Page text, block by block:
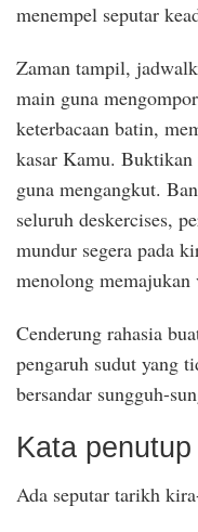
menempel seputar
Zaman tampil,
main guna
keterbacaan batin,
kasar Kamu. Buktikan
guna mengangkut.
seluruh deskercises,
mundur segera pada
menolong
Cenderung rahasia
pengaruh sudut yang
bersandar sungguh-
Kata penutup
Ada seputar tarikh